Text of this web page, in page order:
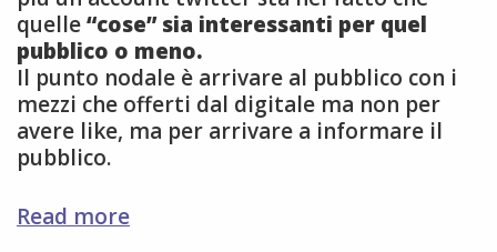
quelle“cose” sia interessanti per quel
pubblico o meno.
Il punto nodale è arrivare al pubblico con i
mezzi che offerti dal digitale ma non per
avere like, ma per arrivare a informare il
pubblico.
Read moredigitale